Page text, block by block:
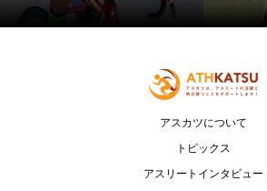
アスカツについて
トピックス
アスリートインタビュー